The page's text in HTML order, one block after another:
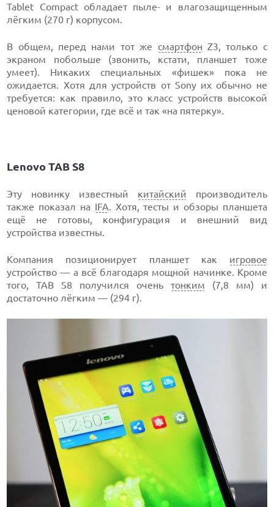
Tablet Compact обладает пыле- и влагозащищенным
лёгким (270 г) корпусом.
В общем, перед нами тот же смартфон Z3, только с
экраном побольше (звонить, кстати, планшет тоже
умеет). Никаких специальных «фишек» пока не
ожидается. Хотя для устройств от Sony их обычно не
требуется: как правило, это класс устройств высокой
ценовой категории, где всё и так «на пятерку».
Lenovo TAB S8
Эту новинку известный китайский производитель
также показал на IFA . Хотя, тесты и обзоры планшета
ещё не готовы, конфигурация и внешний вид
устройства известны.
Компания позиционирует планшет как игровое
устройство — а всё благодаря мощной начинке. Кроме
того, TAB S8 получился очень тонким (7,8 мм) и
достаточно лёгким — (294 г).